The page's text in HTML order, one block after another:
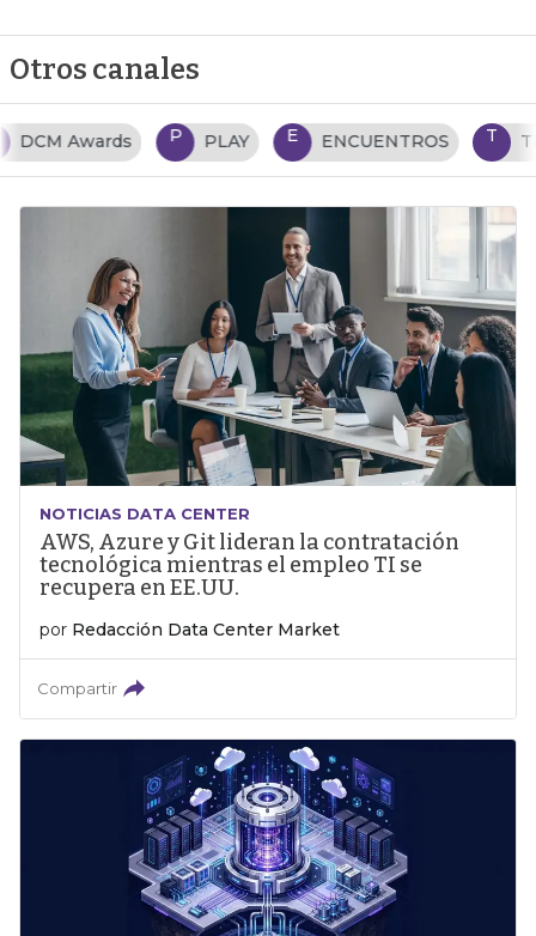
Otros canales
P PLAY E ENCUENTROS T TENDENCIAS TI
NOTICIAS DATA CENTER
AWS, Azure y Git lideran la contratación
tecnológica mientras el empleo TI se
recupera en EE.UU.
por Redacción Data Center Market
Compartir